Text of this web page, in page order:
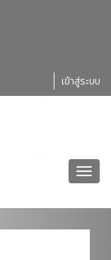
เข้าสู่ระบบ